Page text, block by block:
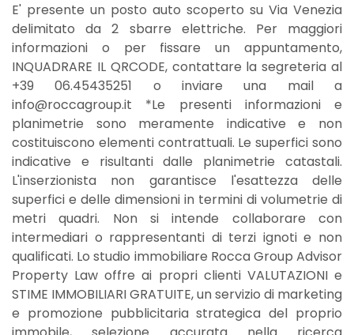
E' presente un posto auto scoperto su Via Venezia
delimitato da 2 sbarre elettriche. Per maggiori
informazioni o per fissare un appuntamento,
INQUADRARE IL QRCODE, contattare la segreteria al
+39 06.45435251 o inviare una mail a
info@roccagroup.it *Le presenti informazioni e
planimetrie sono meramente indicative e non
costituiscono elementi contrattuali. Le superfici sono
indicative e risultanti dalle planimetrie catastali.
L'inserzionista non garantisce l'esattezza delle
superfici e delle dimensioni in termini di volumetrie di
metri quadri. Non si intende collaborare con
intermediari o rappresentanti di terzi ignoti e non
qualificati. Lo studio immobiliare Rocca Group Advisor
Property Law offre ai propri clienti VALUTAZIONI e
STIME IMMOBILIARI GRATUITE, un servizio di marketing
e promozione pubblicitaria strategica del proprio